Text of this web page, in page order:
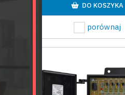
DO KOSZYKA
porównaj